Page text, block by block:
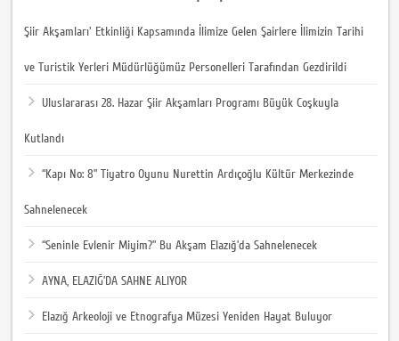
Şiir Akşamları' Etkinliği Kapsamında İlimize Gelen Şairlere İlimizin Tarihi
ve Turistik Yerleri Müdürlüğümüz Personelleri Tarafından Gezdirildi
Uluslararası 28. Hazar Şiir Akşamları Programı Büyük Coşkuyla
Kutlandı
“Kapı No: 8” Tiyatro Oyunu Nurettin Ardıçoğlu Kültür Merkezinde
Sahnelenecek
“Seninle Evlenir Miyim?” Bu Akşam Elazığ’da Sahnelenecek
AYNA, ELAZIĞ’DA SAHNE ALIYOR
Elazığ Arkeoloji ve Etnografya Müzesi Yeniden Hayat Buluyor